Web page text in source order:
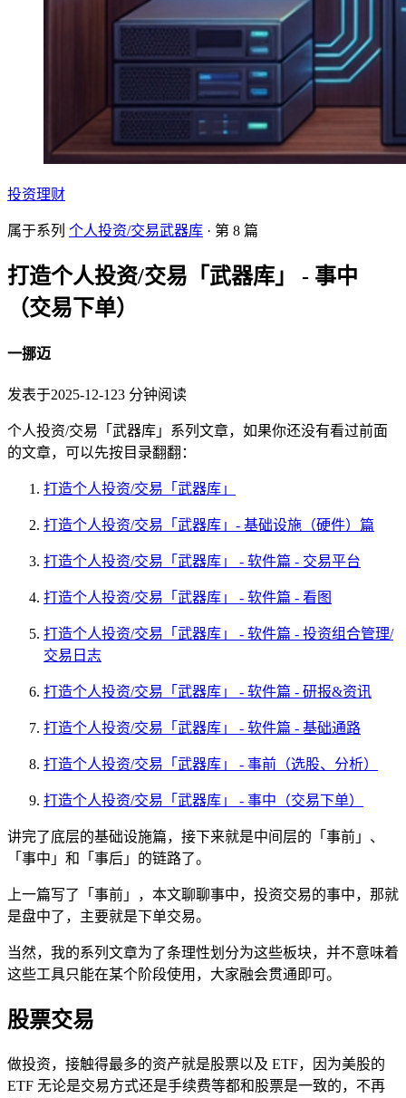
投资理财
属于系列 个人投资/交易武器库 · 第 8 篇
打造个人投资/交易「武器库」 - 事中
（交易下单）
一挪迈
发表于2025-12-123 分钟阅读
个人投资/交易「武器库」系列文章，如果你还没有看过前面
的文章，可以先按目录翻翻：
打造个人投资/交易「武器库」
打造个人投资/交易「武器库」- 基础设施（硬件）篇
打造个人投资/交易「武器库」 - 软件篇 - 交易平台
打造个人投资/交易「武器库」 - 软件篇 - 看图
打造个人投资/交易「武器库」 - 软件篇 - 投资组合管理/
交易日志
打造个人投资/交易「武器库」 - 软件篇 - 研报&资讯
打造个人投资/交易「武器库」 - 软件篇 - 基础通路
打造个人投资/交易「武器库」 - 事前（选股、分析）
打造个人投资/交易「武器库」 - 事中（交易下单）
讲完了底层的基础设施篇，接下来就是中间层的「事前」、
「事中」和「事后」的链路了。
上一篇写了「事前」，本文聊聊事中，投资交易的事中，那就
是盘中了，主要就是下单交易。
当然，我的系列文章为了条理性划分为这些板块，并不意味着
这些工具只能在某个阶段使用，大家融会贯通即可。
股票交易
做投资，接触得最多的资产就是股票以及 ETF，因为美股的
ETF 无论是交易方式还是手续费等都和股票是一致的，不再